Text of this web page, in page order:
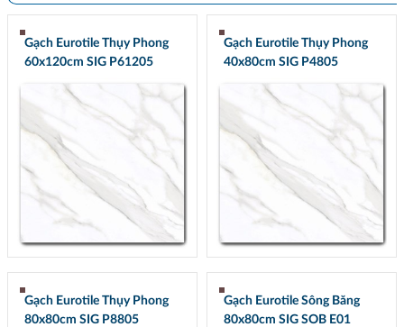
Gạch Eurotile Thụy Phong
60x120cm SIG P61205
Gạch Eurotile Thụy Phong
40x80cm SIG P4805
Gạch Eurotile Thụy Phong
80x80cm SIG P8805
Gạch Eurotile Sông Băng
80x80cm SIG SOB E01